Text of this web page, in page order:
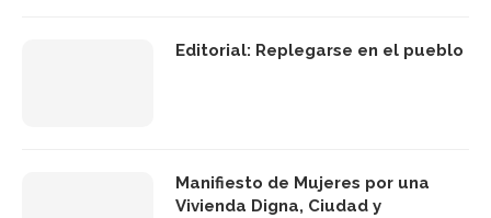
Editorial: Replegarse en el pueblo
Manifiesto de Mujeres por una
Vivienda Digna, Ciudad y